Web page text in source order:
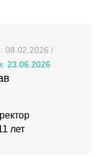
08.02.2026 /
23.06.2026
лет